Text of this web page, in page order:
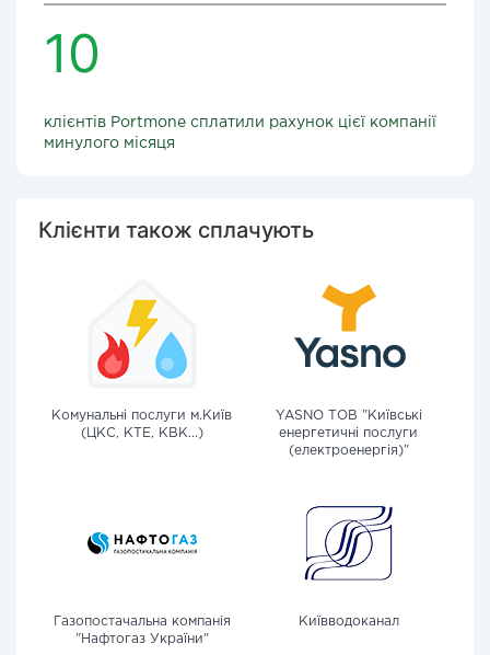
10
клієнтів Portmone сплатили рахунок цієї компанії
минулого місяця
Клієнти також сплачують
Комунальні послуги м.Київ
(ЦКС, КТЕ, КВК...)
YASNO ТОВ "Київські
енергетичні послуги
(електроенергія)"
Газопостачальна компанія
"Нафтогаз України"
Київводоканал